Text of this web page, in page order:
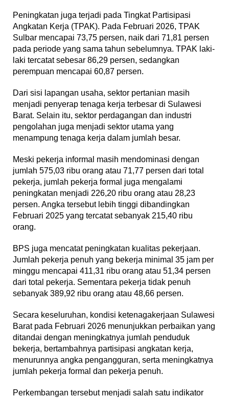
Peningkatan juga terjadi pada Tingkat Partisipasi
Angkatan Kerja (TPAK). Pada Februari 2026, TPAK
Sulbar mencapai 73,75 persen, naik dari 71,81 persen
pada periode yang sama tahun sebelumnya. TPAK laki-
laki tercatat sebesar 86,29 persen, sedangkan
perempuan mencapai 60,87 persen.
Dari sisi lapangan usaha, sektor pertanian masih
menjadi penyerap tenaga kerja terbesar di Sulawesi
Barat. Selain itu, sektor perdagangan dan industri
pengolahan juga menjadi sektor utama yang
menampung tenaga kerja dalam jumlah besar.
Meski pekerja informal masih mendominasi dengan
jumlah 575,03 ribu orang atau 71,77 persen dari total
pekerja, jumlah pekerja formal juga mengalami
peningkatan menjadi 226,20 ribu orang atau 28,23
persen. Angka tersebut lebih tinggi dibandingkan
Februari 2025 yang tercatat sebanyak 215,40 ribu
orang.
BPS juga mencatat peningkatan kualitas pekerjaan.
Jumlah pekerja penuh yang bekerja minimal 35 jam per
minggu mencapai 411,31 ribu orang atau 51,34 persen
dari total pekerja. Sementara pekerja tidak penuh
sebanyak 389,92 ribu orang atau 48,66 persen.
Secara keseluruhan, kondisi ketenagakerjaan Sulawesi
Barat pada Februari 2026 menunjukkan perbaikan yang
ditandai dengan meningkatnya jumlah penduduk
bekerja, bertambahnya partisipasi angkatan kerja,
menurunnya angka pengangguran, serta meningkatnya
jumlah pekerja formal dan pekerja penuh.
Perkembangan tersebut menjadi salah satu indikator